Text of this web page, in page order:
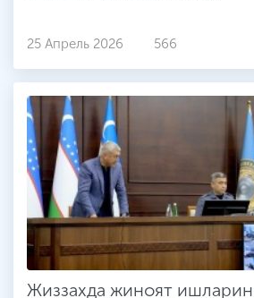
25 Апрель 2026 566
Жиззахда жиноят